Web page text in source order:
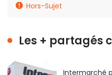
Hors-Sujet
Les + partagés
Intermarché